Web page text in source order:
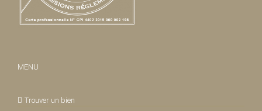
MENU
Trouver un bien